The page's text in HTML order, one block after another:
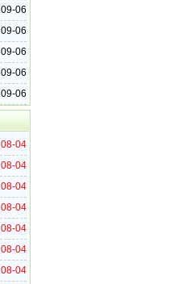
09-06
09-06
09-06
09-06
09-06
08-04
08-04
08-04
08-04
08-04
08-04
08-04